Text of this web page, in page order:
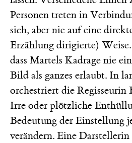
Personen treten in
sich, aber nie auf eine
Erzählung dirigierte)
dass Martels Kadrage nie
Bild als ganzes erlaubt. In
orchestriert die Regisseurin
Irre oder plötzliche
Bedeutung der Einstellung
verändern. Eine